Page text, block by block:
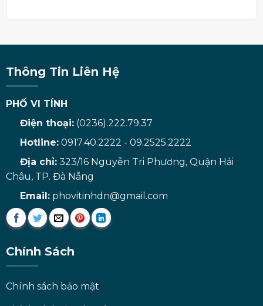
Thông Tin Liên Hệ
PHỐ VI TÍNH
Điện thoại:(0236).222.79.37
Hotline:0917.40.2222 - 09.2525.2222
Địa chỉ:323/16 Nguyễn Tri Phương, Quận Hải
Châu, TP. Đà Nẵng
Email:phovitinhdn@gmail.com
Chính Sách
Chính sách bảo mật